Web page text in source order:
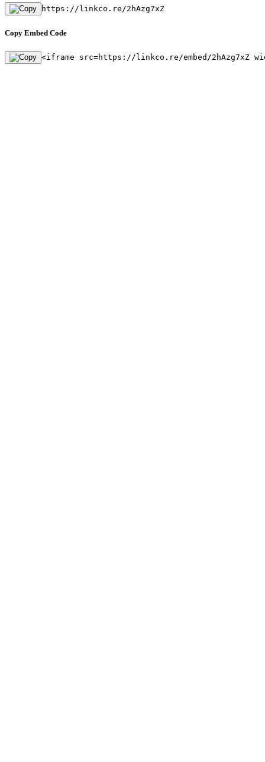
https://linkco.re/2hAzg7xZ
Copy Embed Code
<iframe src=https://linkco.re/embed/2hAzg7xZ